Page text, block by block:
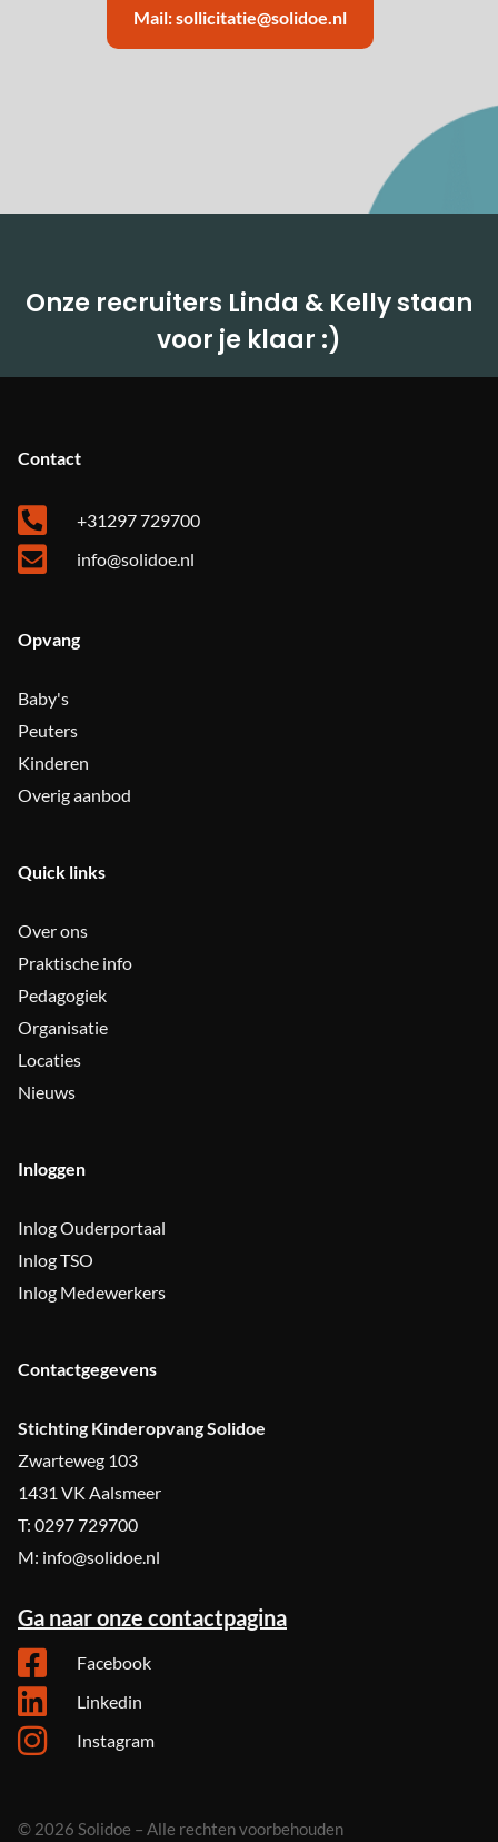
Mail: sollicitatie@solidoe.nl
Onze recruiters Linda & Kelly staan
voor je klaar :)
Contact
+31297 729700
info@solidoe.nl
Opvang
Baby's
Peuters
Kinderen
Overig aanbod
Quick links
Over ons
Praktische info
Pedagogiek
Organisatie
Locaties
Nieuws
Inloggen
Inlog Ouderportaal
Inlog TSO
Inlog Medewerkers
Contactgegevens
Stichting Kinderopvang Solidoe
Zwarteweg 103
1431 VK Aalsmeer
T: 0297 729700
M: info@solidoe.nl
Ga naar onze contactpagina
Facebook
Linkedin
Instagram
© 2026 Solidoe – Alle rechten voorbehouden